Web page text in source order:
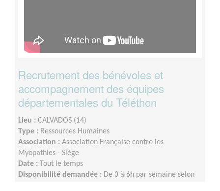
Recrutement des bénévoles et
accompagnement des équipes
départementales du Téléthon
Lieu : CALVADOS (14)
Type : Ressources Humaines
Association : Association Française contre les
Myopathies - Siège
Date :
Tout le temps
Disponibilité demandée : De 3 à 6h par semaine selon